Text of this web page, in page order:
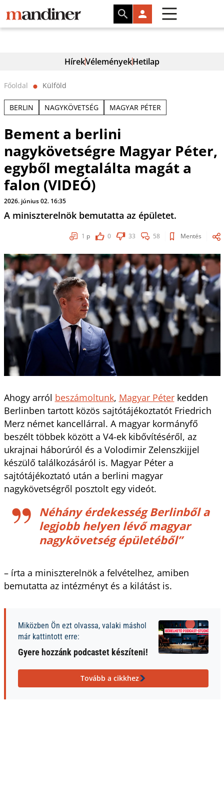
HírekVéleményekHetilap
Főoldal ⬤ Külföld
BERLIN NAGYKÖVETSÉG MAGYAR PÉTER
Bement a berlini
nagykövetségre Magyar Péter,
egyből megtalálta magát a
falon (VIDEÓ)
2026. június 02. 16:35
A miniszterelnök bemutatta az épületet.
1 p 0 33 58 Mentés
Ahogy arról beszámoltunk, Magyar Péterkedden
Berlinben tartott közös sajtótájékoztatót Friedrich
Merz német kancellárral. A magyar kormányfő
beszélt többek között a V4-ek kibővítéséről, az
ukrajnai háborúról és a Volodimir Zelenszkijjel
készülő találkozásáról is. Magyar Péter a
sajtótájékoztató után a berlini magyar
nagykövetségről posztolt egy videót.
Néhány érdekesség Berlinből a
legjobb helyen lévő magyar
nagykövetség épületéből”
– írta a miniszterelnök a felvételhez, amiben
bemutatta az intézményt és a kilátást is.
Miközben Ön ezt olvassa, valaki máshol
már kattintott erre:
Gyere hozzánk podcastet készíteni!
Tovább a cikkhez